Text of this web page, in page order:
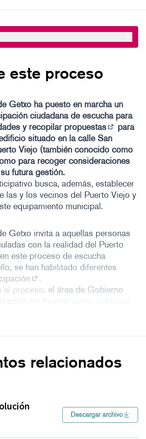
este proceso
Getxo ha puesto en marcha un
ciudadana de escucha para
y recopilar propuestas
(Abrir en
para
situado en la calle San
Viejo (también conocido como
para recoger consideraciones
futura gestión.
busca, además, establecer
las y los vecinos del Puerto Viejo y
equipamiento municipal.
Getxo invita a aquellas personas
con la realidad del Puerto
este proceso de escucha
se han habilitado diferentes
(Abrir en una pestaña nueva)
.
el proceso, el área de Gobierno
para dar cuenta de los
de varias vías de participación
Getxo:
relacionados
Descargar archivo